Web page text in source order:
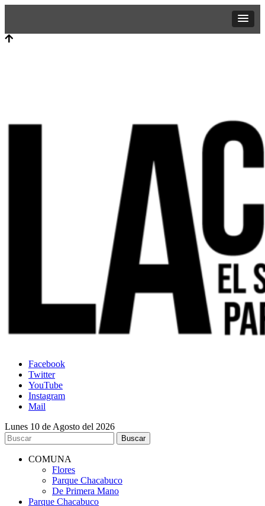
Facebook
Twitter
YouTube
Instagram
Mail
Lunes 10 de Agosto del 2026
COMUNA
Flores
Parque Chacabuco
De Primera Mano
Parque Chacabuco